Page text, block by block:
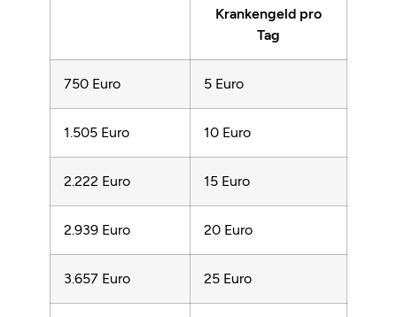
Krankengeld pro
Tag
750 Euro 5 Euro
1.505 Euro 10 Euro
2.222 Euro 15 Euro
2.939 Euro 20 Euro
3.657 Euro 25 Euro